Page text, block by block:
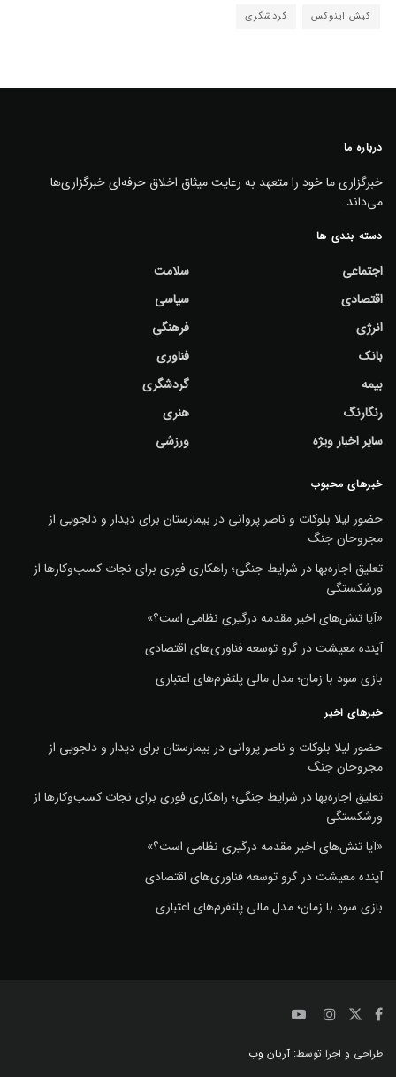
کیش اینوکس
گردشگری
درباره ما
خبرگزاری ما خود را متعهد به رعایت میثاق اخلاق حرفه‌ای خبرگزاری‌ها
می‌داند.
دسته بندی ها
اجتماعی
اقتصادی
انرژی
بانک
بیمه
رنگارنگ
سایر اخبار ویژه
سلامت
سیاسی
فرهنگی
فناوری
گردشگری
هنری
ورزشی
خبرهای محبوب
حضور لیلا بلوکات و ناصر پروانی در بیمارستان برای دیدار و دلجویی از
مجروحان جنگ
تعلیق اجاره‌بها در شرایط جنگی؛ راهکاری فوری برای نجات کسب‌وکارها از
ورشکستگی
«آیا تنش‌های اخیر مقدمه درگیری نظامی است؟»
آینده معیشت در گرو توسعه فناوری‌های اقتصادی
بازی سود با زمان؛ مدل مالی پلتفرم‌های اعتباری
خبرهای اخیر
حضور لیلا بلوکات و ناصر پروانی در بیمارستان برای دیدار و دلجویی از
مجروحان جنگ
تعلیق اجاره‌بها در شرایط جنگی؛ راهکاری فوری برای نجات کسب‌وکارها از
ورشکستگی
«آیا تنش‌های اخیر مقدمه درگیری نظامی است؟»
آینده معیشت در گرو توسعه فناوری‌های اقتصادی
بازی سود با زمان؛ مدل مالی پلتفرم‌های اعتباری
طراحی و اجرا توسط: آریان وب